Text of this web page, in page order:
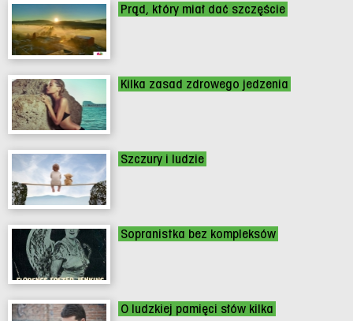
Prąd, który miał dać szczęście
Kilka zasad zdrowego jedzenia
Szczury i ludzie
Sopranistka bez kompleksów
O ludzkiej pamięci słów kilka